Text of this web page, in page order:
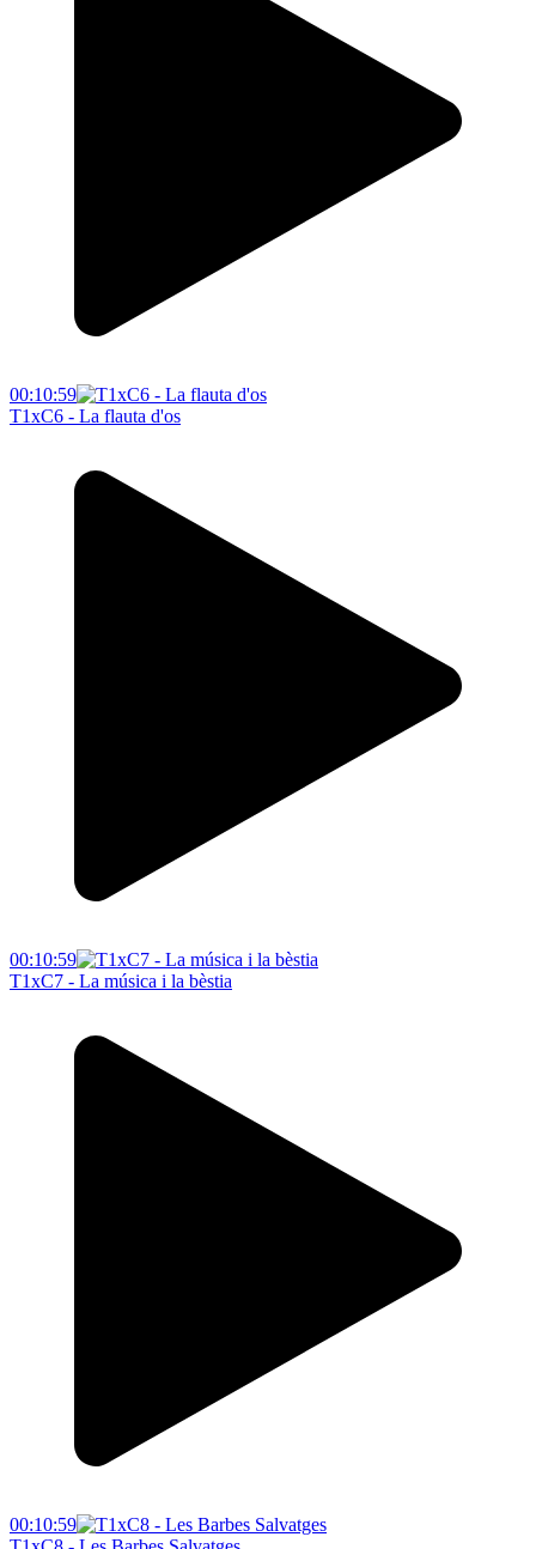
00:10:59
T1xC6 - La flauta d'os
00:10:59
T1xC7 - La música i la bèstia
00:10:59